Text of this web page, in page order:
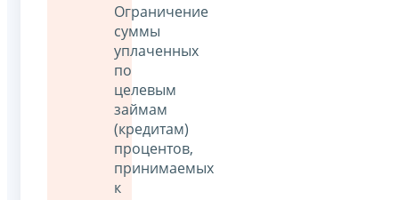
Ограничение
суммы
уплаченных
по
целевым
займам
(кредитам)
процентов,
принимаемых
к